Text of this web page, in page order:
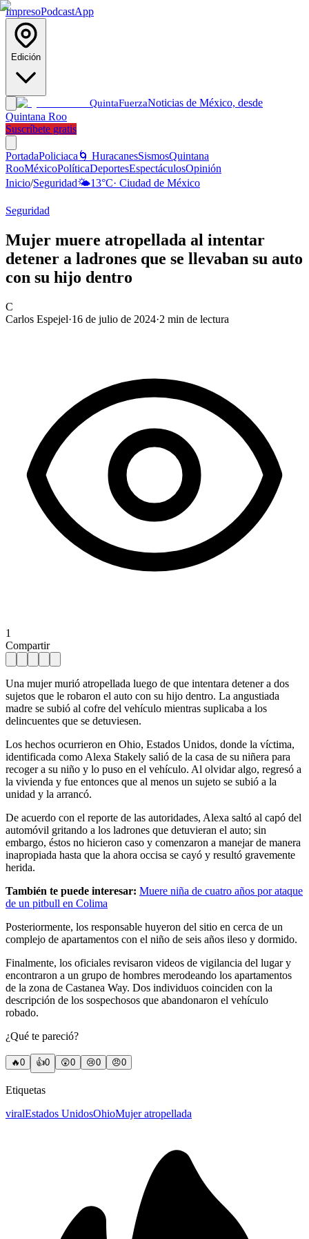
ImpresoPodcastApp
Edición
QuintaFuerzaNoticias de México, desde
Quintana Roo
Suscríbete gratis
PortadaPoliciaca 🌀 HuracanesSismosQuintana
RooMéxicoPolíticaDeportesEspectáculosOpinión
Inicio/Seguridad🌤️13°C· Ciudad de México
Seguridad
Mujer muere atropellada al intentar
detener a ladrones que se llevaban su auto
con su hijo dentro
C
Carlos Espejel·16 de julio de 2024·2 min de lectura
1
Compartir
Una mujer murió atropellada luego de que intentara detener a dos
sujetos que le robaron el auto con su hijo dentro. La angustiada
madre se subió al cofre del vehículo mientras suplicaba a los
delincuentes que se detuviesen.
Los hechos ocurrieron en Ohio, Estados Unidos, donde la víctima,
identificada como Alexa Stakely salió de la casa de su niñera para
recoger a su niño y lo puso en el vehículo. Al olvidar algo, regresó a
la vivienda y fue entonces que al menos un sujeto se subió a la
unidad y la arrancó.
De acuerdo con el reporte de las autoridades, Alexa saltó al capó del
automóvil gritando a los ladrones que detuvieran el auto; sin
embargo, éstos no hicieron caso y comenzaron a manejar de manera
inapropiada hasta que la ahora occisa se cayó y resultó gravemente
herida.
También te puede interesar: Muere niña de cuatro años por ataque
de un pitbull en Colima
Posteriormente, los responsable huyeron del sitio en cerca de un
complejo de apartamentos con el niño de seis años ileso y dormido.
Finalmente, los oficiales revisaron videos de vigilancia del lugar y
encontraron a un grupo de hombres merodeando los apartamentos
de la zona de Castanea Way. Dos individuos coinciden con la
descripción de los sospechosos que abandonaron el vehículo
robado.
¿Qué te pareció?
🔥0 👍0 😲0 😢0 😠0
Etiquetas
viralEstados UnidosOhioMujer atropellada